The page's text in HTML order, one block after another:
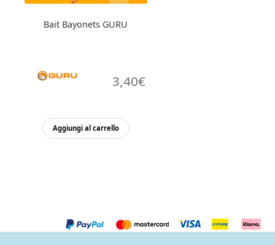
Bait Bayonets GURU
3,40€
Aggiungi al carrello